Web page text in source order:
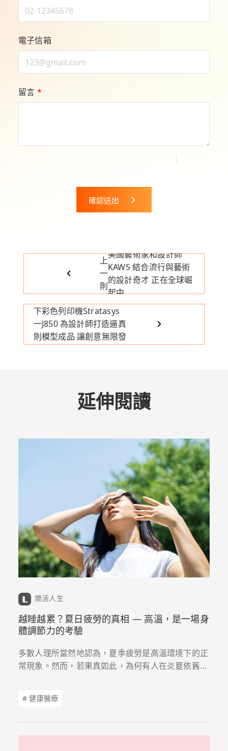
電子信箱
留言 *
確認送出
上
一
則
美國藝術家和設計師
KAWS 結合流行與藝術
的設計奇才 正在全球崛
起中
下
一
則
彩色列印機Stratasys
J850 為設計師打造逼真
模型成品 讓創意無限發
延伸閱讀
樂活人生
越睡越累？夏日疲勞的真相 — 高溫，是一場身
體調節力的考驗
多數人理所當然地認為，夏季疲勞是高溫環境下的正
常現象。然而，若果真如此，為何有人在炎夏依舊能
關鍵，往往不在於外在的氣溫，而在於身體內在的
# 健康醫療